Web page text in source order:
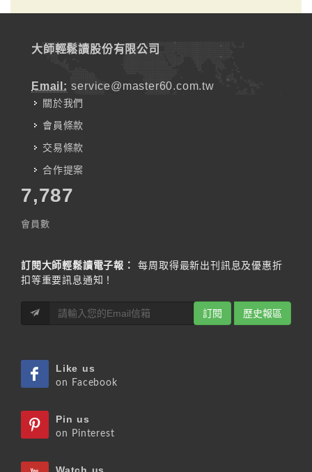
大師輕鬆讀股份有限公司
Email: service@master60.com.tw
關於我們
會員條款
交易條款
合作提案
7,787
會員數
訂閱大師輕鬆讀電子報：
每周取得最新出刊訊息及優惠折
扣等重要訊息通知！
訂閱 歷史報區
Like us
on Facebook
Pin us
on Pinterest